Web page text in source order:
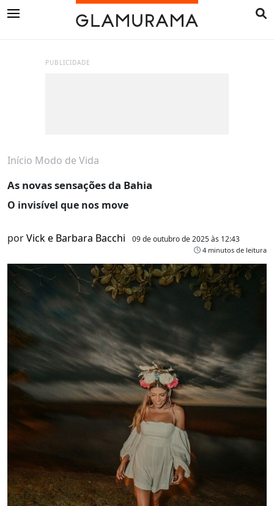
PUBLICIDADE
Início Modo de Vida
As novas sensações da Bahia
O invisível que nos move
porVick e Barbara Bacchi 09 de outubro de 2025 às 12:43
4 minutos de leitura